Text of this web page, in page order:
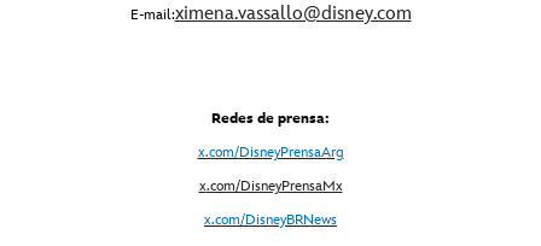
E-mail:ximena.vassallo@disney.com
Redes de prensa:
x.com/DisneyPrensaArg
x.com/DisneyPrensaMx
x.com/DisneyBRNews